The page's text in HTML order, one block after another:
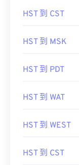
HST 到 CST
HST 到 MSK
HST 到 PDT
HST 到 WAT
HST 到 WEST
HST 到 CST